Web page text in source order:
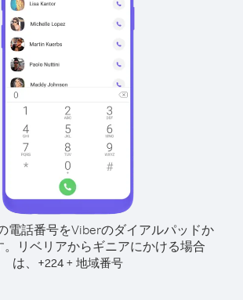
電話番号をViberのダイアルパッドか
リベリアからギニアにかける場合
は、
+224+ 地域番号